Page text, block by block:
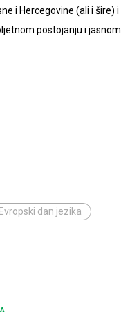
i Hercegovine (ali i šire) i
postojanju i jasnom
Evropski dan jezika